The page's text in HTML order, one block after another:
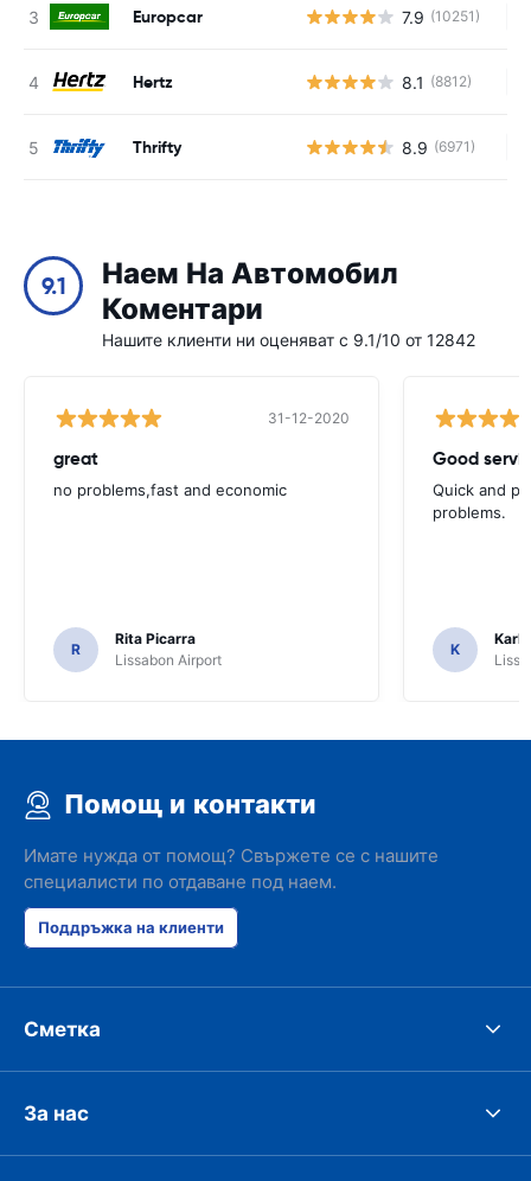
Europcar 7.9 (10251)
Hertz 8.1 (8812)
Thrifty 8.9 (6971)
9.1
Наем На Автомобил
Коментари
Нашите клиенти ни оценяват с 9.1/10 от 12842
31-12-2020
great
no problems,fast and economic
R
Rita Picarra
Lissabon Airport
Good
Quick and
problems.
K
Karl
Помощ и контакти
Имате нужда от помощ? Свържете се с нашите
специалисти по отдаване под наем.
Поддръжка на клиенти
Сметка
За нас